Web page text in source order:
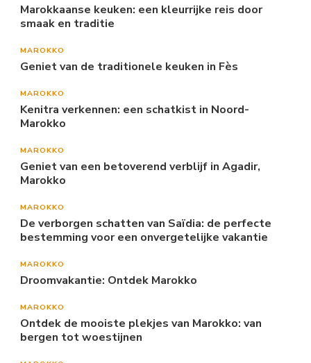
Marokkaanse keuken: een kleurrijke reis door
smaak en traditie
MAROKKO
Geniet van de traditionele keuken in Fès
MAROKKO
Kenitra verkennen: een schatkist in Noord-
Marokko
MAROKKO
Geniet van een betoverend verblijf in Agadir,
Marokko
MAROKKO
De verborgen schatten van Saïdia: de perfecte
bestemming voor een onvergetelijke vakantie
MAROKKO
Droomvakantie: Ontdek Marokko
MAROKKO
Ontdek de mooiste plekjes van Marokko: van
bergen tot woestijnen